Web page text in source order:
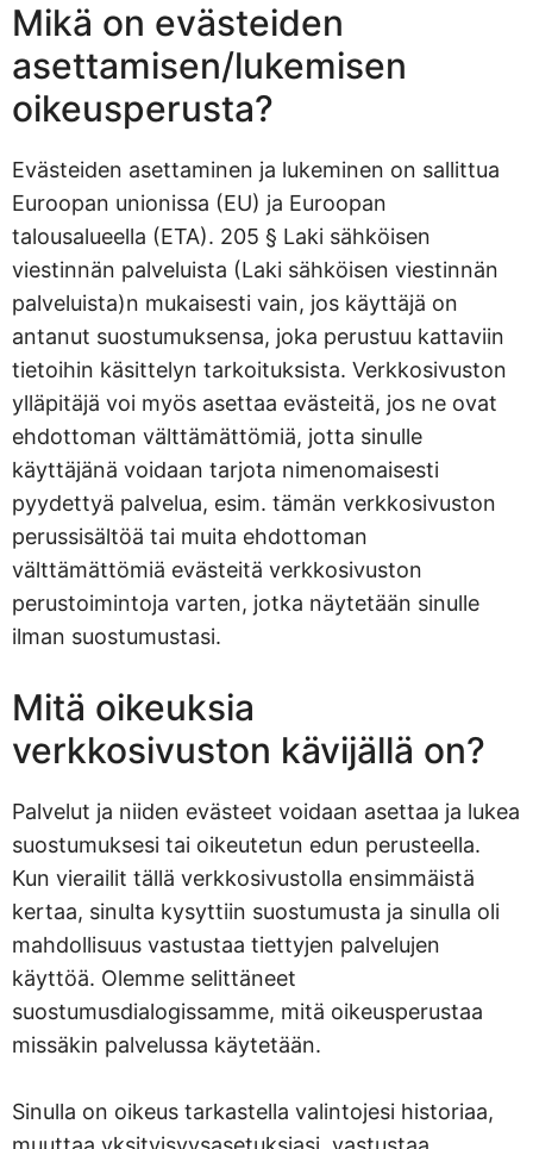
Mikä on evästeiden
asettamisen/lukemisen
oikeusperusta?
Evästeiden asettaminen ja lukeminen on sallittua
Euroopan unionissa (EU) ja Euroopan
talousalueella (ETA). 205 § Laki sähköisen
viestinnän palveluista (Laki sähköisen viestinnän
palveluista)n mukaisesti vain, jos käyttäjä on
antanut suostumuksensa, joka perustuu kattaviin
tietoihin käsittelyn tarkoituksista. Verkkosivuston
ylläpitäjä voi myös asettaa evästeitä, jos ne ovat
ehdottoman välttämättömiä, jotta sinulle
käyttäjänä voidaan tarjota nimenomaisesti
pyydettyä palvelua, esim. tämän verkkosivuston
perussisältöä tai muita ehdottoman
välttämättömiä evästeitä verkkosivuston
perustoimintoja varten, jotka näytetään sinulle
ilman suostumustasi.
Mitä oikeuksia
verkkosivuston kävijällä on?
Palvelut ja niiden evästeet voidaan asettaa ja lukea
suostumuksesi tai oikeutetun edun perusteella.
Kun vierailit tällä verkkosivustolla ensimmäistä
kertaa, sinulta kysyttiin suostumusta ja sinulla oli
mahdollisuus vastustaa tiettyjen palvelujen
käyttöä. Olemme selittäneet
suostumusdialogissamme, mitä oikeusperustaa
missäkin palvelussa käytetään.
Sinulla on oikeus tarkastella valintojesi historiaa,